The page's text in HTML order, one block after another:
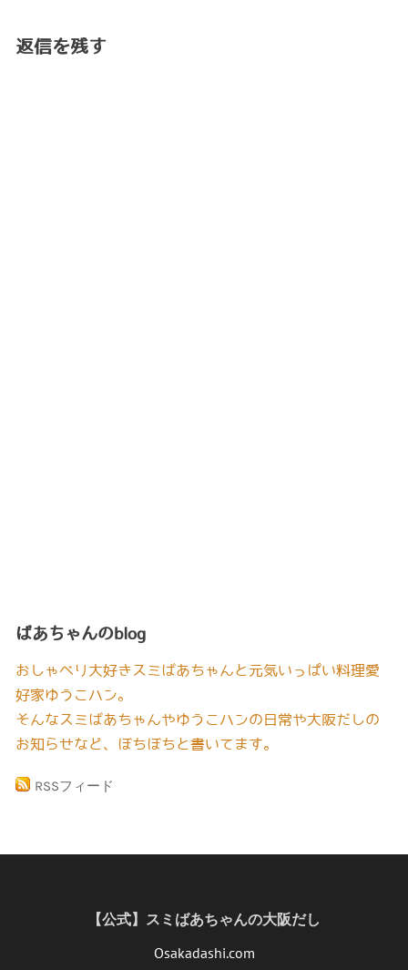
返信を残す
ばあちゃんのblog
おしゃべり大好きスミばあちゃんと元気いっぱい料理愛
好家ゆうこハン。
そんなスミばあちゃんやゆうこハンの日常や大阪だしの
お知らせなど、ぼちぼちと書いてます。
RSSフィード
【公式】スミばあちゃんの大阪だし
Osakadashi.com